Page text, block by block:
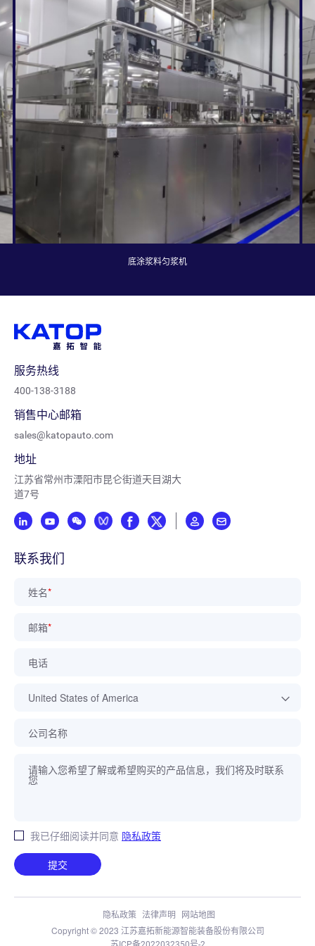
底涂浆料匀浆机
服务热线
400-138-3188
销售中心邮箱
sales@katopauto.com
地址
江苏省常州市溧阳市昆仑街道天目湖大
道7号
联系我们
姓名*
邮箱*
电话
公司名称
我已仔细阅读并同意 隐私政策
提交
Copyright © 2023 江苏嘉拓新能源智能装备股份有限公司
隐私政策 法律声明 网站地图